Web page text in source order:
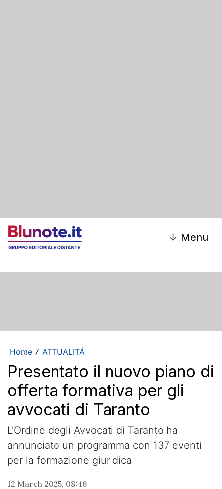
↓ Menu
Home / ATTUALITÁ
Presentato il nuovo piano di
offerta formativa per gli
avvocati di Taranto
L'Ordine degli Avvocati di Taranto ha
annunciato un programma con 137 eventi
per la formazione giuridica
12 March 2025, 08:46